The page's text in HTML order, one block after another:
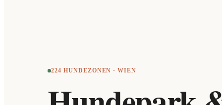
224 HUNDEZONEN · WIEN